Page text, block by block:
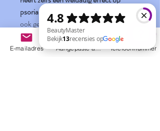
psoriasis
. Deze scheerschuim is dus
ook geschikt voor alle gevoelige
huidtypes. Het parfum is hypoallergeen
en uitgesproken mannelijk aantrekkelijk
E-mailadres Aangepaste actie Telefoonnummer